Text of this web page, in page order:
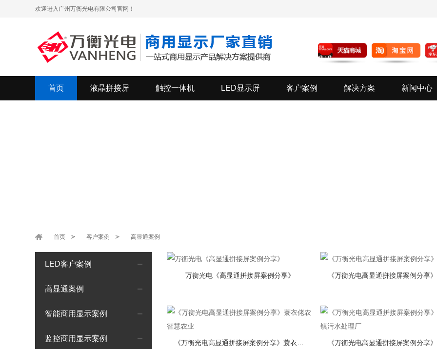
欢迎进入广州万衡光电有限公司官网！
首页 液晶拼接屏 触控一体机 LED显示屏 客户案例 解决方案 新闻中心
首页 > 客户案例 > 高显通案例
LED客户案例
高显通案例
智能商用显示案例
监控商用显示案例
万衡光电《高显通拼接屏案例分享》